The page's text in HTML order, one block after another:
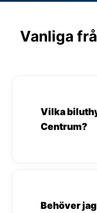
Vanliga
Vilka
Centrum?
Behöver